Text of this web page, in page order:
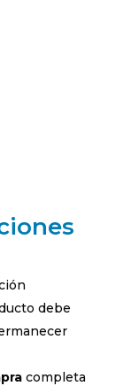
debe
completa